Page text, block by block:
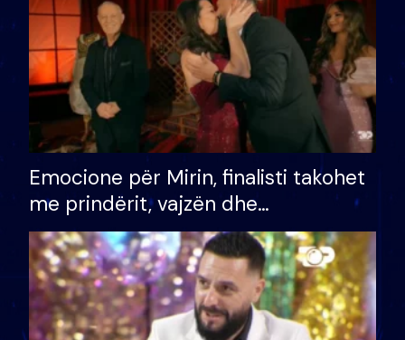
Emocione për Mirin, finalisti takohet
me prindërit, vajzën dhe
bashkëshorten: S’kemi ndonjë letër
divorci apo jo?